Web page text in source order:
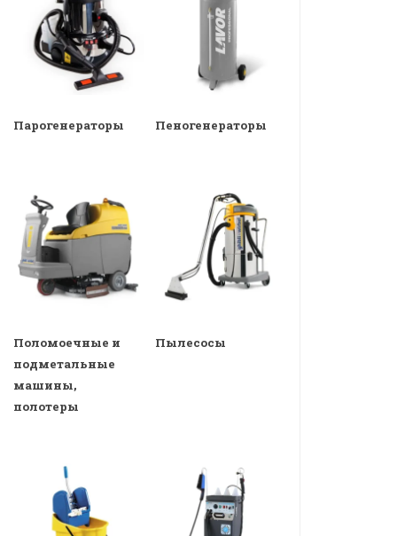
Парогенераторы Пеногенераторы
Поломоечные и
подметальные
машины,
полотеры
Пылесосы